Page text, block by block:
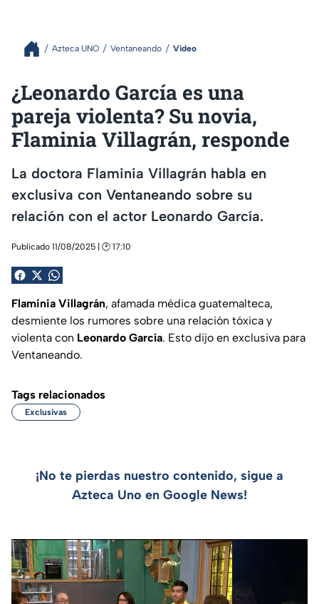
Azteca UNO Ventaneando Video
¿Leonardo García es una
pareja violenta? Su novia,
Flaminia Villagrán, responde
La doctora Flaminia Villagrán habla en
exclusiva con Ventaneando sobre su
relación con el actor Leonardo García.
Publicado 11/08/2025 | 🕑 17:10
Flaminia Villagrán, afamada médica guatemalteca,
desmiente los rumores sobre una relación tóxica y
violenta con Leonardo García. Esto dijo en exclusiva para
Ventaneando.
Tags relacionados
Exclusivas
¡No te pierdas nuestro contenido, sigue a
Azteca Uno en Google News!